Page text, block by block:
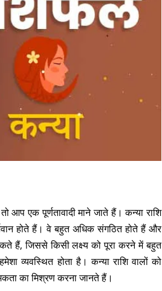
एक पूर्णतावादी माने जाते हैं। कन्या राशि
होते हैं। वे बहुत अधिक संगठित होते हैं और
हैं, जिससे किसी लक्ष्य को पूरा करने में बहुत
व्यवस्थित होता है। कन्या राशि वालों को
का मिश्रण करना जानते हैं।